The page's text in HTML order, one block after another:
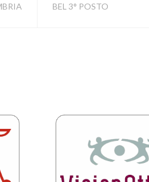
BEL 3° POSTO